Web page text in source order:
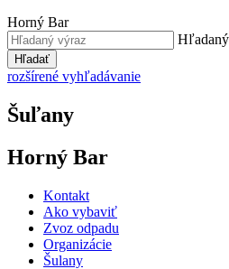
Horný Bar
Hľadať
rozšírené vyhľadávanie
Šuľany
Horný Bar
Kontakt
Ako vybaviť
Zvoz odpadu
Organizácie
Šulany